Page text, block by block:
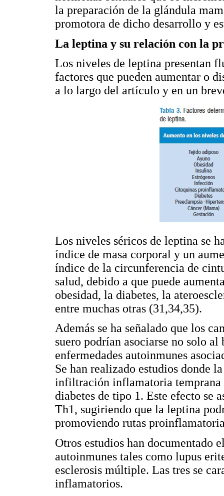
la preparación de la glándula
promotora de dicho desarrollo y
La leptina y su relación con la
Los niveles de leptina presentan
factores que pueden aumentar o
a lo largo del artículo y en un
Los niveles séricos de leptina se
índice de masa corporal y un
índice de la circunferencia de
salud, debido a que puede
obesidad, la diabetes, la
entre muchas otras (31,34,35).
Además se ha señalado que los
suero podrían asociarse no solo
enfermedades autoinmunes
Se han realizado estudios donde
infiltración inflamatoria temprana
diabetes de tipo 1. Este efecto se
Th1, sugiriendo que la leptina
promoviendo rutas
Otros estudios han documentado
autoinmunes tales como lupus
esclerosis múltiple. Las tres se
inflamatorios.